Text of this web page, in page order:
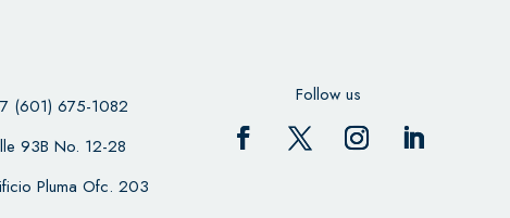
(601) 675-1082
93B No. 12-28
Pluma Ofc. 203
Follow us